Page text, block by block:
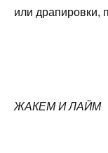
или драпировки,
ЖАКЕМ И ЛАЙМ